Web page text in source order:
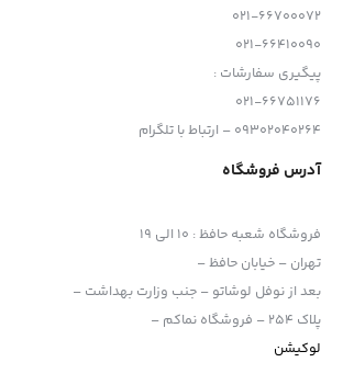
021-66700072
021-66410090
پیگیری سفارشات :
021-66751176
09302040264 – ارتباط با تلگرام
آدرس فروشگاه
فروشگاه شعبه حافظ: 10 الی 19
تهران – خیابان حافظ –
بعد از نوفل لوشاتو – جنب وزارت بهداشت –
پلاک 254 – فروشگاه نماکم –
لوکیشن